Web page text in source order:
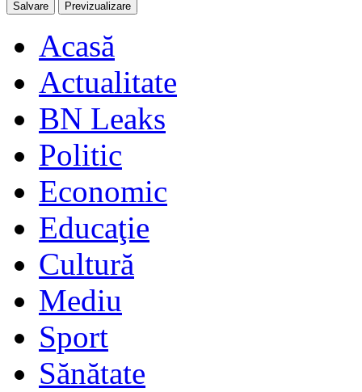
Acasă
Actualitate
BN Leaks
Politic
Economic
Educaţie
Cultură
Mediu
Sport
Sănătate